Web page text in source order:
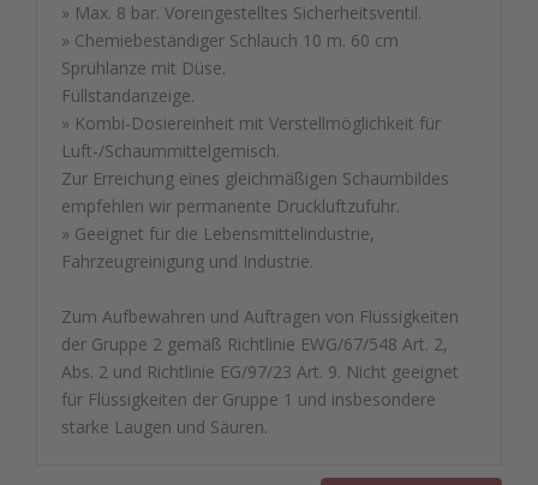
» Max. 8 bar. Voreingestelltes Sicherheitsventil.
» Chemiebeständiger Schlauch 10 m. 60 cm
Sprühlanze mit Düse.
Füllstandanzeige.
» Kombi-Dosiereinheit mit Verstellmöglichkeit für
Luft-/Schaummittelgemisch.
Zur Erreichung eines gleichmäßigen Schaumbildes
empfehlen wir permanente Druckluftzufuhr.
» Geeignet für die Lebensmittelindustrie,
Fahrzeugreinigung und Industrie.
Zum Aufbewahren und Auftragen von Flüssigkeiten
der Gruppe 2 gemäß Richtlinie EWG/67/548 Art. 2,
Abs. 2 und Richtlinie EG/97/23 Art. 9. Nicht geeignet
für Flüssigkeiten der Gruppe 1 und insbesondere
starke Laugen und Säuren.